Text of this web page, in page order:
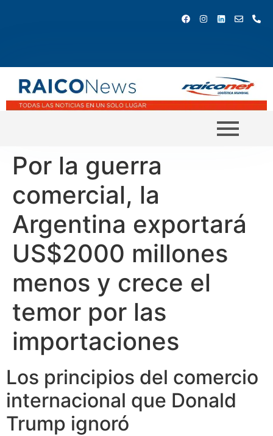
Por la guerra
comercial, la
Argentina exportará
US$2000 millones
menos y crece el
temor por las
importaciones
Los principios del comercio
internacional que Donald
Trump ignoró